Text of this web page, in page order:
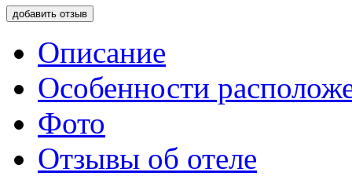
добавить отзыв
Описание
Особенности
Фото
Отзывы об отеле